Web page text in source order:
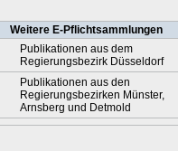
Weitere E-Pflichtsammlungen
Publikationen aus dem
Regierungsbezirk Düsseldorf
Publikationen aus den
Regierungsbezirken Münster,
Arnsberg und Detmold